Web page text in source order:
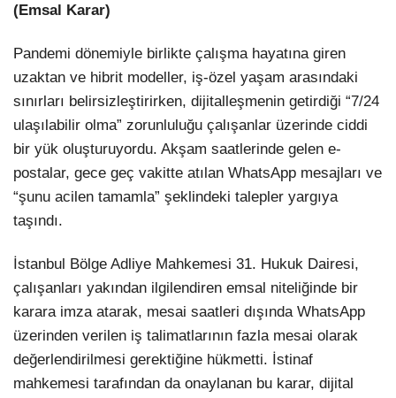
(Emsal Karar)
Pandemi dönemiyle birlikte çalışma hayatına giren
uzaktan ve hibrit modeller, iş-özel yaşam arasındaki
sınırları belirsizleştirirken, dijitalleşmenin getirdiği “7/24
ulaşılabilir olma” zorunluluğu çalışanlar üzerinde ciddi
bir yük oluşturuyordu. Akşam saatlerinde gelen e-
postalar, gece geç vakitte atılan WhatsApp mesajları ve
“şunu acilen tamamla” şeklindeki talepler yargıya
taşındı.
İstanbul Bölge Adliye Mahkemesi 31. Hukuk Dairesi,
çalışanları yakından ilgilendiren emsal niteliğinde bir
karara imza atarak, mesai saatleri dışında WhatsApp
üzerinden verilen iş talimatlarının fazla mesai olarak
değerlendirilmesi gerektiğine hükmetti. İstinaf
mahkemesi tarafından da onaylanan bu karar, dijital